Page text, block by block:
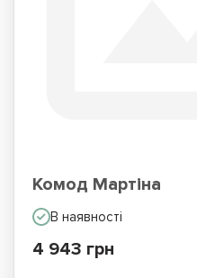
Комод Мартіна
В наявності
4 943 грн